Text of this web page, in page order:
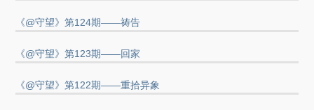
《@守望》第124期——祷告
《@守望》第123期——回家
《@守望》第122期——重拾异象